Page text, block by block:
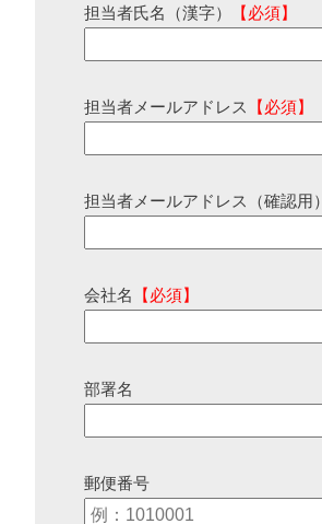
担当者氏名（漢字） 【必須】
担当者メールアドレス 【必須】
担当者メールアドレス（確認用）
会社名 【必須】
部署名
郵便番号